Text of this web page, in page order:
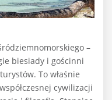
–
biesiady i gościnni
To właśnie
cywilizacji